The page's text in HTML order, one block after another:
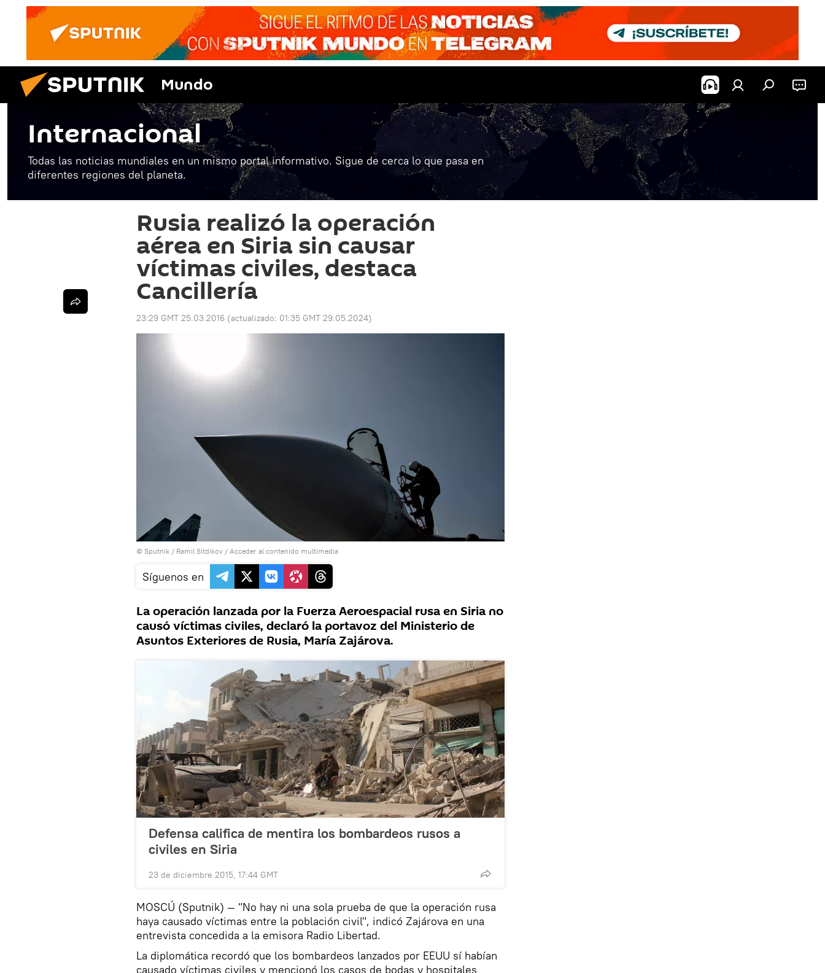
Mundo
Internacional
Todas las noticias mundiales en un mismo portal informativo. Sigue de cerca lo que pasa en
diferentes regiones del planeta.
Rusia realizó la operación
aérea en Siria sin causar
víctimas civiles, destaca
Cancillería
23:29 GMT 25.03.2016 (actualizado: 01:35 GMT 29.05.2024)
© Sputnik / Ramil Sitdikov / Acceder al contenido multimedia
Síguenos en
La operación lanzada por la Fuerza Aeroespacial rusa en Siria no
causó víctimas civiles, declaró la portavoz del Ministerio de
Asuntos Exteriores de Rusia, María Zajárova.
Defensa califica de mentira los bombardeos rusos a
civiles en Siria
23 de diciembre 2015, 17:44 GMT
MOSCÚ (Sputnik) — "No hay ni una sola prueba de que la operación rusa
haya causado víctimas entre la población civil", indicó Zajárova en una
entrevista concedida a la emisora Radio Libertad.
La diplomática recordó que los bombardeos lanzados por EEUU sí habían
causado víctimas civiles y mencionó los casos de bodas y hospitales